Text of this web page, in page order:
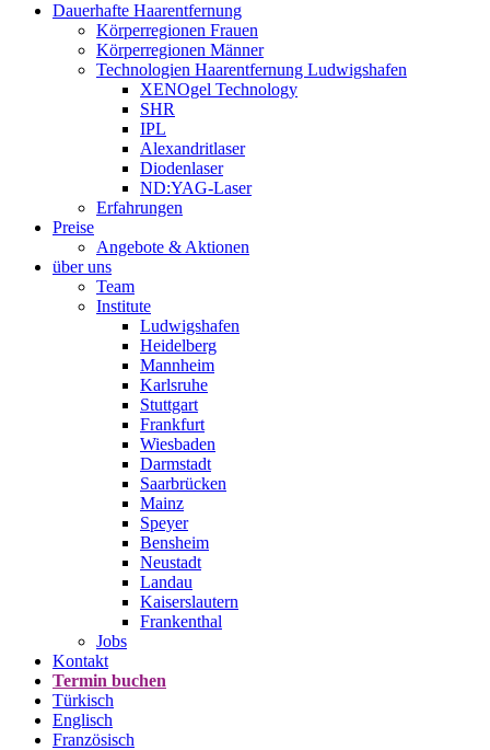
Dauerhafte Haarentfernung
Körperregionen Frauen
Körperregionen Männer
Technologien Haarentfernung Ludwigshafen
XENOgel Technology
SHR
IPL
Alexandritlaser
Diodenlaser
ND:YAG-Laser
Erfahrungen
Preise
Angebote & Aktionen
über uns
Team
Institute
Ludwigshafen
Heidelberg
Mannheim
Karlsruhe
Stuttgart
Frankfurt
Wiesbaden
Darmstadt
Saarbrücken
Mainz
Speyer
Bensheim
Neustadt
Landau
Kaiserslautern
Frankenthal
Jobs
Kontakt
Termin buchen
Türkisch
Englisch
Französisch